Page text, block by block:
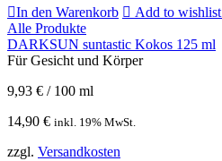
In den Warenkorb
Add to wishlist
Alle Produkte
DARKSUN suntastic Kokos 125 ml
Für Gesicht und Körper
9,93 € / 100 ml
14,90 € inkl. 19% MwSt.
zzgl. Versandkosten